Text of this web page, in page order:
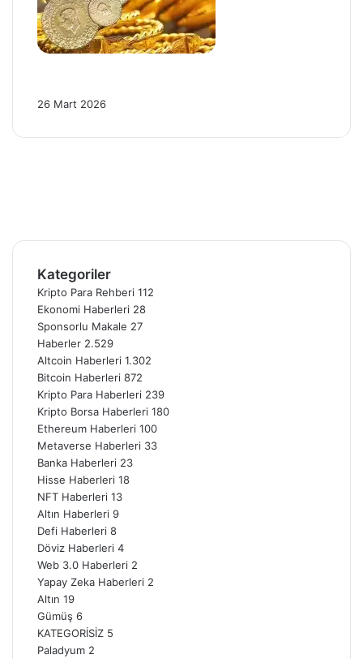
26 Mart 2026
Kategoriler
Kripto Para Rehberi 112
Ekonomi Haberleri 28
Sponsorlu Makale 27
Haberler 2.529
Altcoin Haberleri 1.302
Bitcoin Haberleri 872
Kripto Para Haberleri 239
Kripto Borsa Haberleri 180
Ethereum Haberleri 100
Metaverse Haberleri 33
Banka Haberleri 23
Hisse Haberleri 18
NFT Haberleri 13
Altın Haberleri 9
Defi Haberleri 8
Döviz Haberleri 4
Web 3.0 Haberleri 2
Yapay Zeka Haberleri 2
Altın 19
Gümüş 6
KATEGORİSİZ 5
Paladyum 2